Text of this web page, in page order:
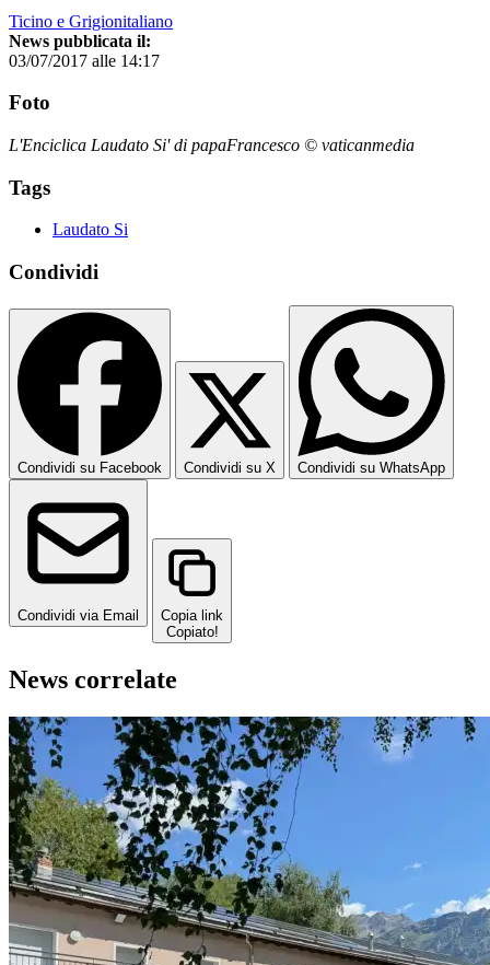
Ticino e Grigionitaliano
News pubblicata il:
03/07/2017 alle 14:17
Foto
L'Enciclica Laudato Si' di papaFrancesco © vaticanmedia
Tags
Laudato Si
Condividi
Condividi su Facebook Condividi su X Condividi su WhatsApp
Condividi via Email
Copia link
Copiato!
News correlate